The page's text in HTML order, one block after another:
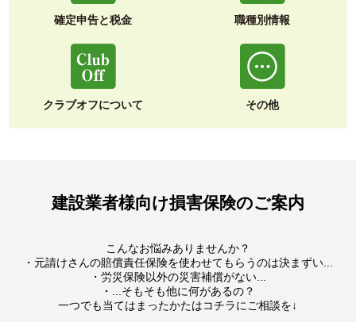
確定申告と税金 職種別情報
クラブオフについて その他
建設業者様向け損害保険のご案内
こんなお悩みありませんか？
・元請けさんの賠償責任保険を使わせてもらうのは決まずい...
・労災保険以外の災害補償がない...
・...そもそも他に何があるの？
一つでも当てはまったかたはコチラにご相談を↓